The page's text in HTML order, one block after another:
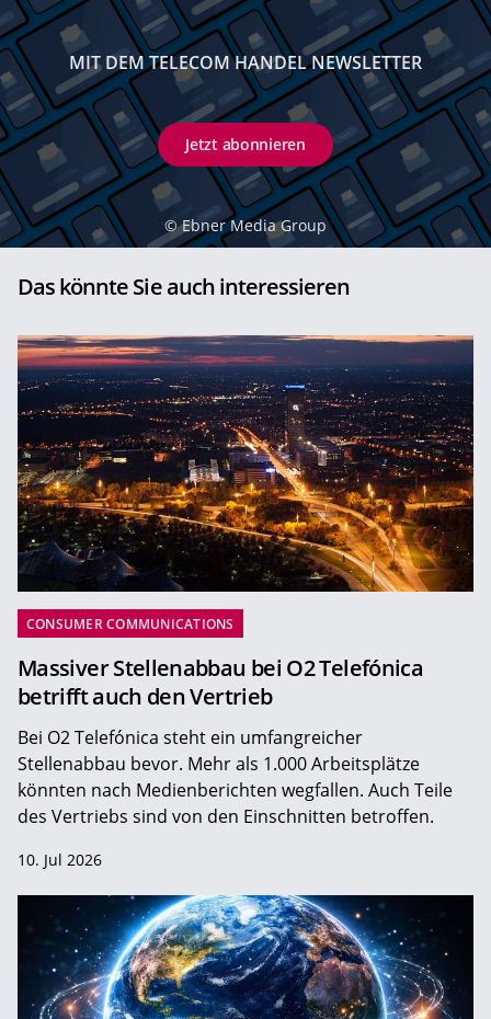
MIT DEM TELECOM HANDEL NEWSLETTER
Jetzt abonnieren
© Ebner Media Group
Das könnte Sie auch interessieren
CONSUMER COMMUNICATIONS
Massiver Stellenabbau bei O2 Telefónica
betrifft auch den Vertrieb
Bei O2 Telefónica steht ein umfangreicher
Stellenabbau bevor. Mehr als 1.000 Arbeitsplätze
könnten nach Medienberichten wegfallen. Auch Teile
des Vertriebs sind von den Einschnitten betroffen.
10. Jul 2026